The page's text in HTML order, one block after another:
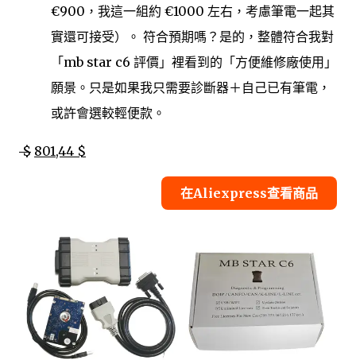
€900，我這一組約 €1000 左右，考慮筆電一起其
實還可接受）。 符合預期嗎？是的，整體符合我對
「mb star c6 評價」裡看到的「方便維修廠使用」
願景。只是如果我只需要診斷器＋自己已有筆電，
或許會選較輕便款。
$ 801,44 $
在Aliexpress查看商品